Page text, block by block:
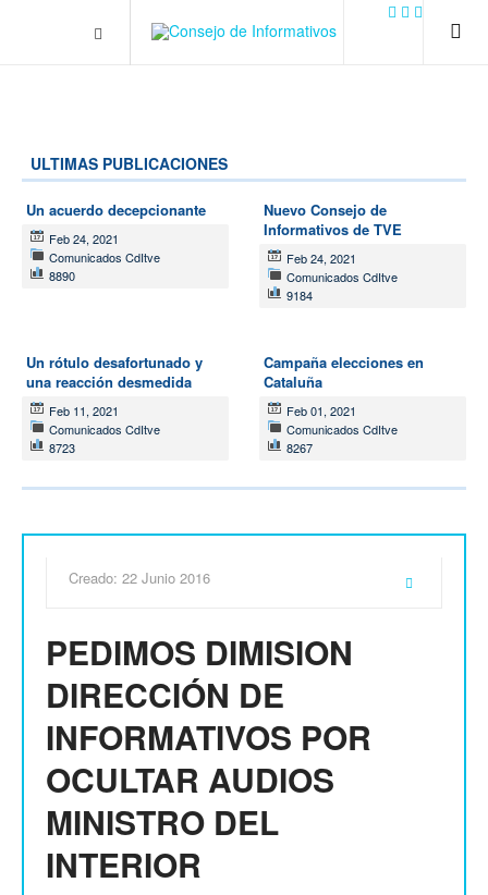
url('../../images/contact.png') 0 0 no-repeat; color: #eaeaea; padding:
ULTIMAS PUBLICACIONES
Un acuerdo decepcionante
Feb 24, 2021
Comunicados CdItve
8890
Nuevo Consejo de
Informativos de TVE
Feb 24, 2021
Comunicados CdItve
9184
Un rótulo desafortunado y
una reacción desmedida
Feb 11, 2021
Comunicados CdItve
8723
Campaña elecciones en
Cataluña
Feb 01, 2021
Comunicados CdItve
8267
Creado: 22 Junio 2016
PEDIMOS DIMISION
DIRECCIÓN DE
INFORMATIVOS POR
OCULTAR AUDIOS
MINISTRO DEL
INTERIOR